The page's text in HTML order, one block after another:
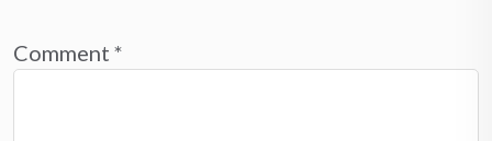
Comment *